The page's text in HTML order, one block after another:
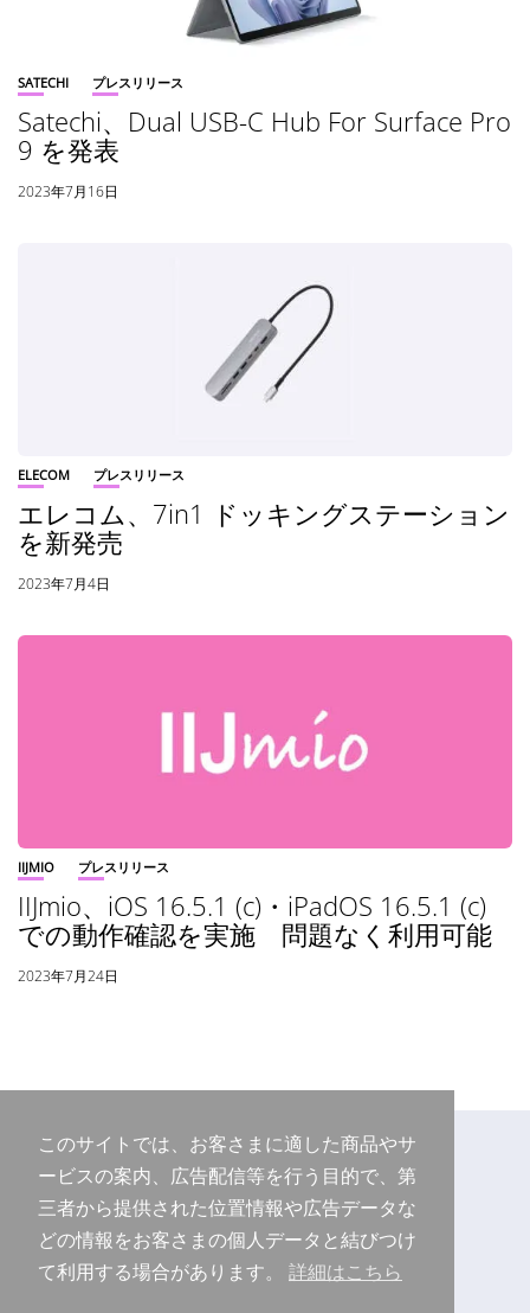
SATECHI プレスリリース
Satechi、Dual USB-C Hub For Surface Pro
9 を発表
2023年7月16日
ELECOM プレスリリース
エレコム、7in1 ドッキングステーション
を新発売
2023年7月4日
IIJMIO プレスリリース
IIJmio、iOS 16.5.1 (c)・iPadOS 16.5.1 (c)
での動作確認を実施 問題なく利用可能
2023年7月24日
このサイトでは、お客さまに適した商品やサ
ービスの案内、広告配信等を行う目的で、第
三者から提供された位置情報や広告データな
どの情報をお客さまの個人データと結びつけ
て利用する場合があります。 詳細はこちら